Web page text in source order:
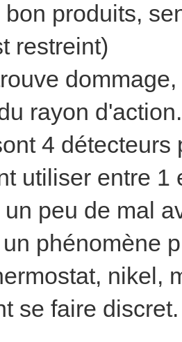
produits,
restreint)
rayon
4
utiliser entre 1
peu de mal
phénomène
nikel,
se faire discret.